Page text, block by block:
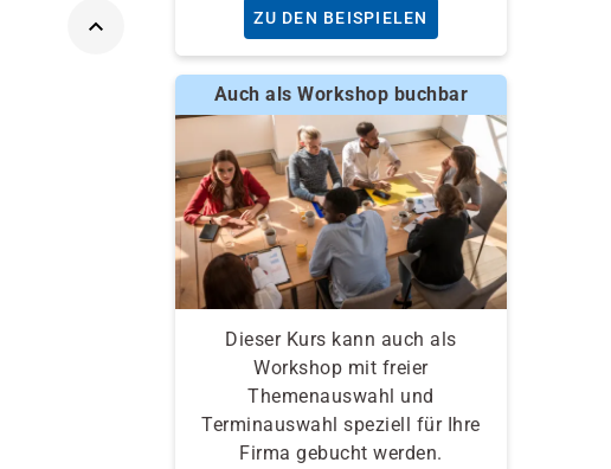
ZU DEN BEISPIELEN
Auch als Workshop buchbar
Dieser Kurs kann auch als
Workshop mit freier
Themenauswahl und
Terminauswahl speziell für Ihre
Firma gebucht werden.